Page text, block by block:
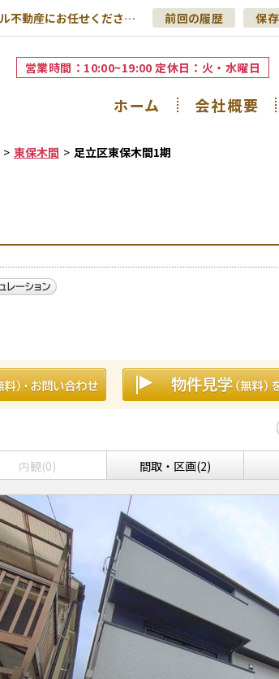
足立区東保木間1期｜足立区の不動産売却・購入はスマイル不動産にお任せください！ 前回の履歴 保
営業時間：10:00~19:00 定休日：火・水曜日
ホーム 会社概要
東保木間 足立区東保木間1期
内観(0) 間取・区画(2)